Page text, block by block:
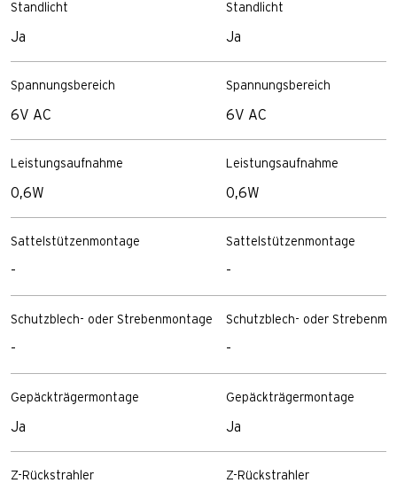
Standlicht
Ja
Spannungsbereich
6V AC
Leistungsaufnahme
0,6W
Sattelstützenmontage
-
Schutzblech- oder Strebenmontage
-
Gepäckträgermontage
Ja
Z-Rückstrahler
Standlicht
Ja
Spannungsbereich
6V AC
Leistungsaufnahme
0,6W
Sattelstützenmontage
-
Schutzblech- oder
-
Gepäckträgermontage
Ja
Z-Rückstrahler